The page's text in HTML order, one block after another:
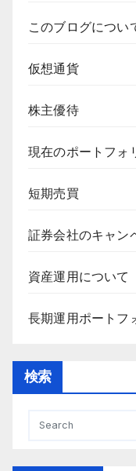
このブログについ
仮想通貨
株主優待
現在のポートフォ
短期売買
証券会社のキャン
資産運用について
長期運用ポートフ
検索